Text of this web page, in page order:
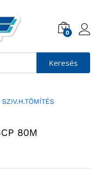
0
Keresés
80M